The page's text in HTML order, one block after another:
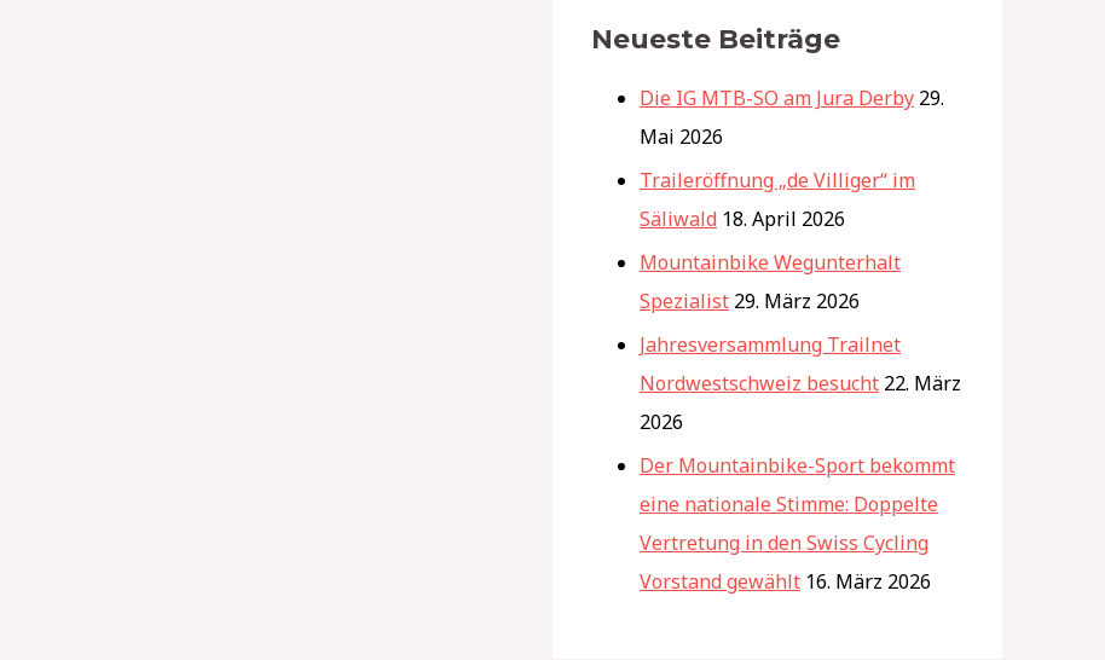
Neueste Beiträge
Die IG MTB-SO am Jura Derby 29.
Mai 2026
Traileröffnung „de Villiger“ im
Säliwald 18. April 2026
Mountainbike Wegunterhalt
Spezialist 29. März 2026
Jahresversammlung Trailnet
Nordwestschweiz besucht 22. März
2026
Der Mountainbike-Sport bekommt
eine nationale Stimme: Doppelte
Vertretung in den Swiss Cycling
Vorstand gewählt 16. März 2026